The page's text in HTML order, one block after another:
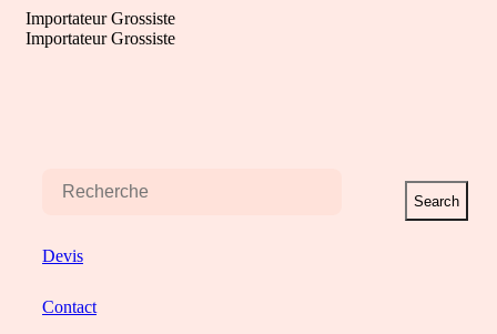
Aller
Importateur Grossiste
Importateur Grossiste
Search
Devis
Contact